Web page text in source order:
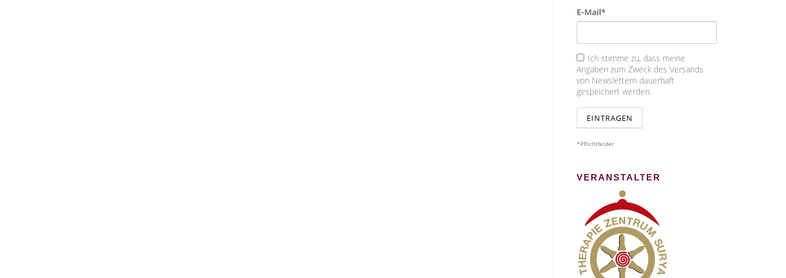
E-Mail*
Ich stimme zu, dass meine
Angaben zum Zweck des Versands
von Newslettern dauerhaft
gespeichert werden.
*Pflichtfelder
VERANSTALTER